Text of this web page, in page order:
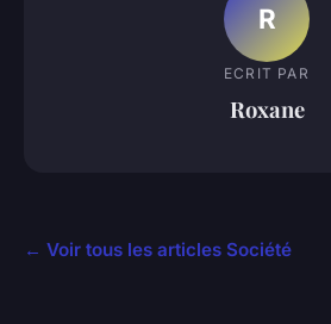
R
ECRIT PAR
Roxane
← Voir tous les articles Société